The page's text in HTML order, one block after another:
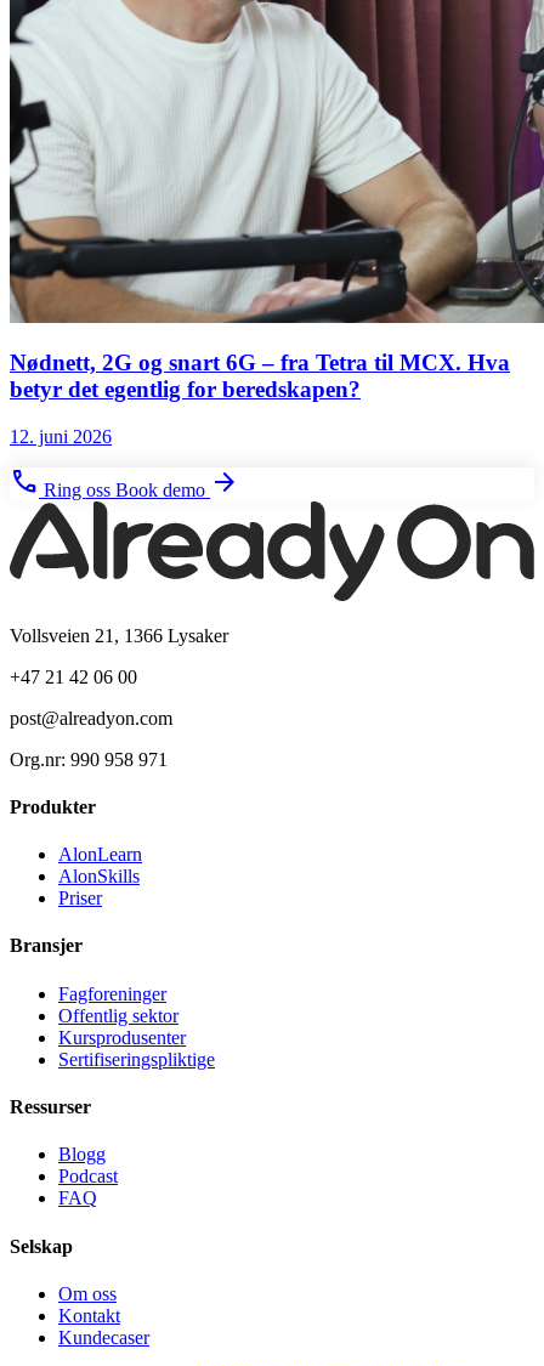
Nødnett, 2G og snart 6G – fra Tetra til MCX. Hva
betyr det egentlig for beredskapen?
12. juni 2026
phone Ring oss Book demo arrow_forward
Vollsveien 21, 1366 Lysaker
+47 21 42 06 00
post@alreadyon.com
Org.nr: 990 958 971
Produkter
AlonLearn
AlonSkills
Priser
Bransjer
Fagforeninger
Offentlig sektor
Kursprodusenter
Sertifiseringspliktige
Ressurser
Blogg
Podcast
FAQ
Selskap
Om oss
Kontakt
Kundecaser